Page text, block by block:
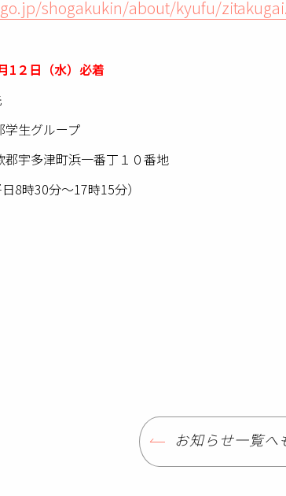
shogakukin/about/kyufu/
1２日（水）必着
学生グループ
宇多津町浜一番丁１０番地
8時30分～17時15分）
お知らせ一覧へ